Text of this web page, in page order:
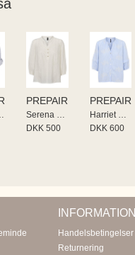
PREPAIR
Serena Blouse
DKK 500
PREPAIR
Harriet Blouse
DKK 600
INFORMATION
Handelsbetingelser
Returnering